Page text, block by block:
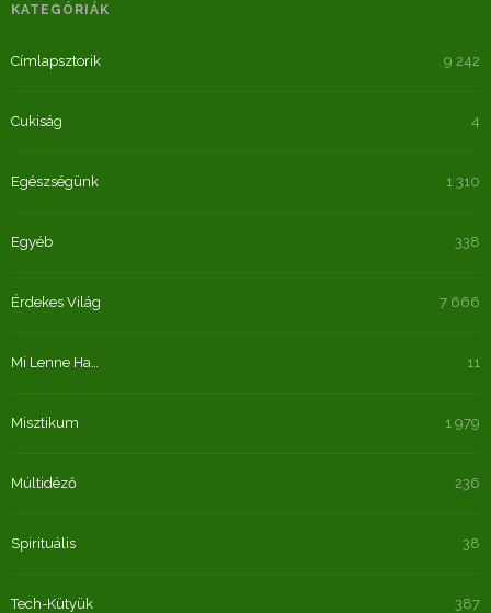
KATEGÓRIÁK
Címlapsztorik 9 242
Cukiság 4
Egészségünk 1 310
Egyéb 338
Érdekes Világ 7 666
Mi Lenne Ha… 11
Misztikum 1 979
Múltidéző 236
Spirituális 38
Tech-Kütyük 387